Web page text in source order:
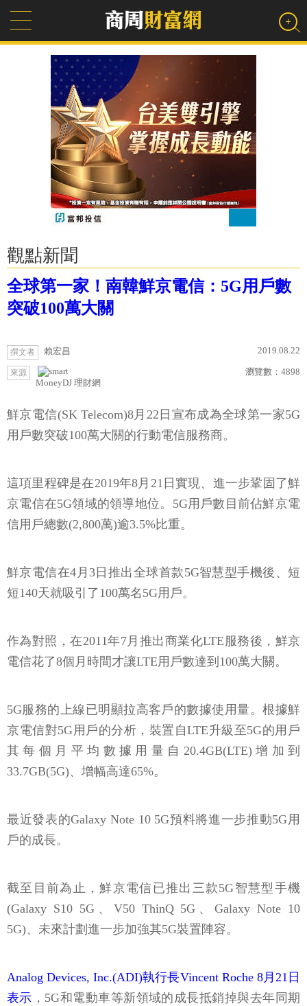
觀點新聞
全球第一家！南韓鮮京電信：5G用戶數
突破100萬大關
撰文者 賴宏昌 2019.08.22
來源
MoneyDJ 理財網
瀏覽數： 4898
鮮京電信(SK Telecom)8月22日宣布成為全球第一家5G
用戶數突破100萬大關的行動電信服務商。
這項里程碑是在2019年8月21日實現、進一步鞏固了鮮
京電信在5G領域的領導地位。5G用戶數目前佔鮮京電
信用戶總數(2,800萬)逾3.5%比重。
鮮京電信在4月3日推出全球首款5G智慧型手機後、短
短140天就吸引了100萬名5G用戶。
作為對照，在2011年7月推出商業化LTE服務後，鮮京
電信花了8個月時間才讓LTE用戶數達到100萬大關。
5G服務的上線已明顯拉高客戶的數據使用量。根據鮮
京電信對5G用戶的分析，裝置自LTE升級至5G的用戶
其每個月平均數據用量自20.4GB(LTE)增加到
33.7GB(5G)、增幅高達65%。
最近發表的Galaxy Note 10 5G預料將進一步推動5G用
戶的成長。
截至目前為止，鮮京電信已推出三款5G智慧型手機
(Galaxy S10 5G、V50 ThinQ 5G、Galaxy Note 10
5G)、未來計劃進一步加強其5G裝置陣容。
Analog Devices, Inc.(ADI)執行長Vincent Roche 8月21日
表示 ，5G和電動車等新領域的成長抵銷掉與去年同期